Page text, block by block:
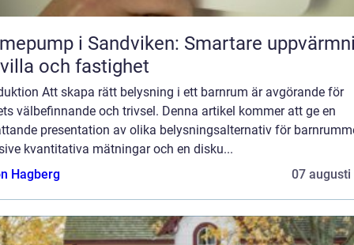
i Sandviken: Smartare
och fastighet
Att skapa rätt belysning i ett barnrum är avgörande för
välbefinnande och trivsel. Denna artikel kommer att ge en
presentation av olika belysningsalternativ för
kvantitativa mätningar och en disku...
Hagberg
07 augusti